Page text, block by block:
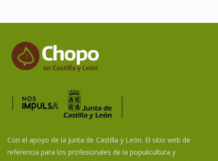
Con el apoyo de la Junta de Castilla y León. El sitio web de
referencia para los profesionales de la populicultura y